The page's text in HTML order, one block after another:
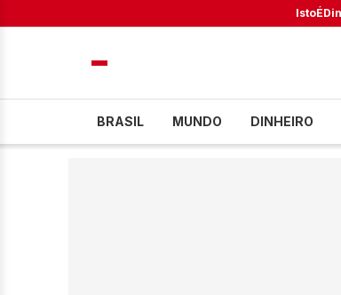
IstoÉ
BRASIL MUNDO DINHEIRO